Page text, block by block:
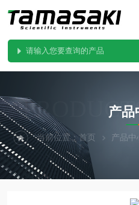
产品
当前位置：首页 产品中